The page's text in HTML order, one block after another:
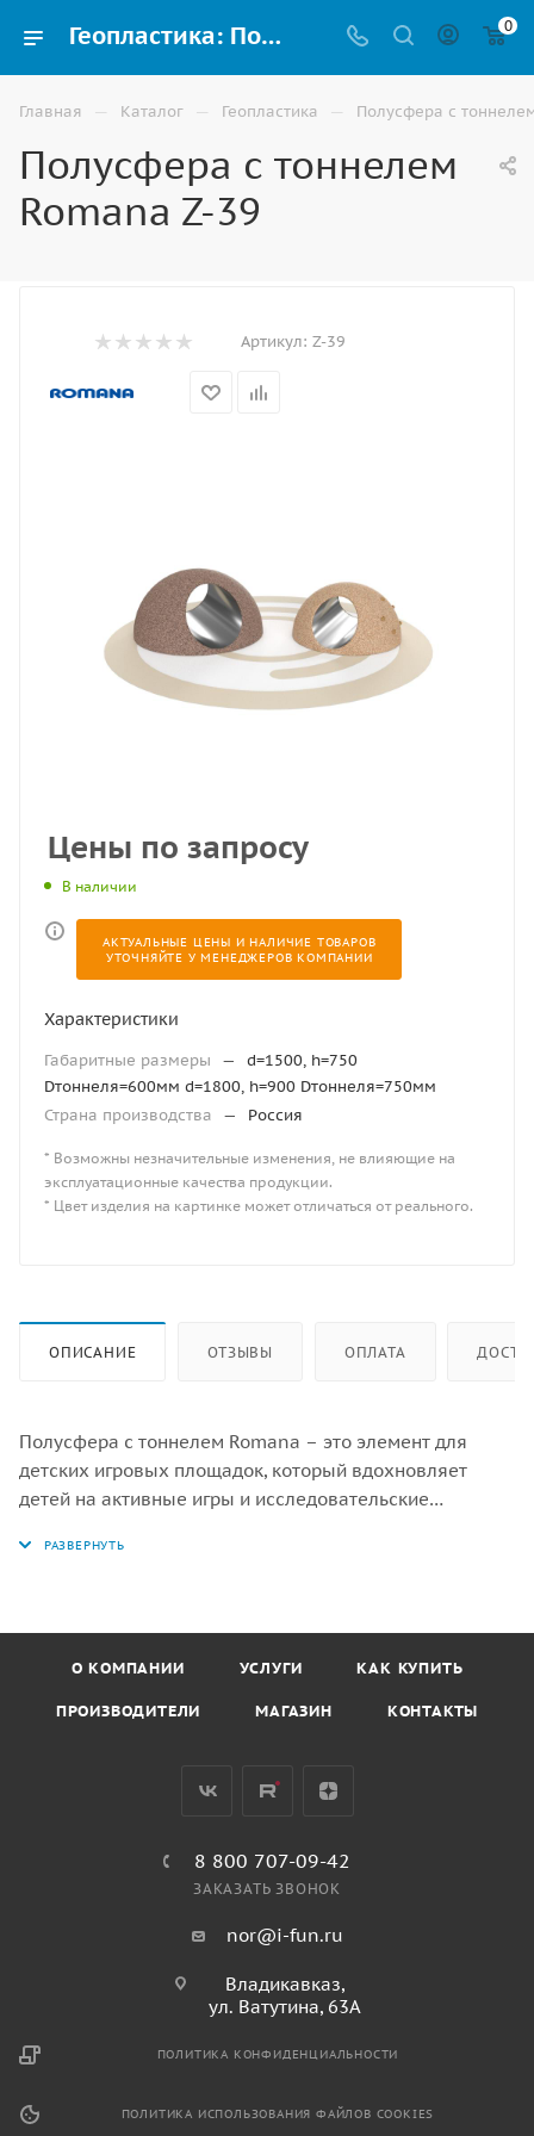
Геопластика: Полусфера с тоннелем Romana Z-39 - купить в Владикавказе: цены, фото, характеристики, отзывы | ВИНКО 0
Главная — Каталог — Геопластика — Полусфера с
Полусфера с тоннелем
Romana Z-39
Артикул: Z-39
Цены по запросу
В наличии
АКТУАЛЬНЫЕ ЦЕНЫ И НАЛИЧИЕ ТОВАРОВ
УТОЧНЯЙТЕ У МЕНЕДЖЕРОВ КОМПАНИИ
Характеристики
Габаритные размеры —
d=1500, h=750
Dтоннеля=600мм d=1800, h=900 Dтоннеля=750мм
Страна производства
— Россия
* Возможны незначительные изменения, не влияющие на
эксплуатационные качества продукции.
* Цвет изделия на картинке может отличаться от реального.
ОПИСАНИЕ ОТЗЫВЫ ОПЛАТА
Полусфера с тоннелем Romana – это элемент для
детских игровых площадок, который вдохновляет
детей на активные игры и исследовательские
сочетает в себе функциональность и безопасность,
материалов, что гарантирует надежность и долгий срок
развивать координацию и физическую активность, а
времяпрепровождение и поможет детям развивать
моторные навыки, ловкость и креативность в процессе
О КОМПАНИИ УСЛУГИ КАК КУПИТЬ
ПРОИЗВОДИТЕЛИ МАГАЗИН КОНТАКТЫ
8 800 707-09-42
ЗАКАЗАТЬ ЗВОНОК
nor@i-fun.ru
Владикавказ,
ул. Ватутина, 63А
ПОЛИТИКА КОНФИДЕНЦИАЛЬНОСТИ
ПОЛИТИКА ИСПОЛЬЗОВАНИЯ ФАЙЛОВ COOKIES